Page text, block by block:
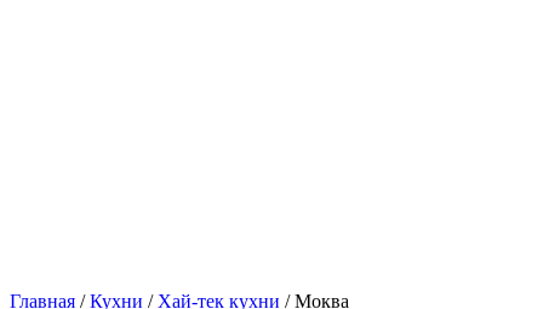
Главная /Кухни / Хай-тек кухни / Моква